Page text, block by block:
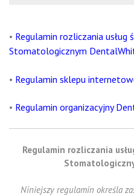
• Regulamin rozliczania usług
Stomatologicznym
• Regulamin sklepu
• Regulamin organizacyjny
Regulamin rozliczania
Niniejszy regulamin określa